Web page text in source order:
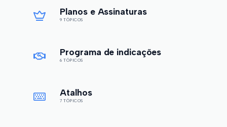
Planos e Assinaturas
9 TÓPICOS
Programa de indicações
6 TÓPICOS
Atalhos
7 TÓPICOS